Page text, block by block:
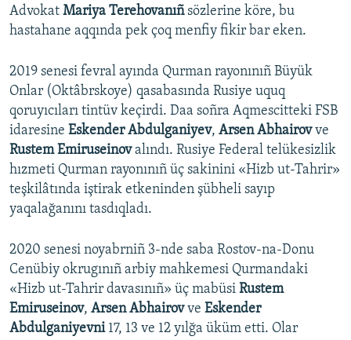
Advokat Mariya Terehovanıñsözlerine köre, bu
hastahane aqqında pek çoq menfiy fikir bar eken.
2019 senesi fevral ayında Qurman rayonınıñ Büyük
Onlar (Oktâbrskoye) qasabasında Rusiye uquq
qoruyıcıları tintüv keçirdi. Daa soñra Aqmescitteki FSB
idaresine Eskender Abdulganiyev, Arsen Abhairovve
Rustem Emiruseinovalındı. Rusiye Federal telükesizlik
hızmeti Qurman rayonınıñ üç sakinini «Hizb ut-Tahrir»
teşkilâtında iştirak etkeninden şübheli sayıp
yaqalağanını tasdıqladı.
2020 senesi noyabrniñ 3-nde saba Rostov-na-Donu
Cenübiy okrugınıñ arbiy mahkemesi Qurmandaki
«Hizb ut-Tahrir davasınıñ» üç mabüsi Rustem
Emiruseinov, Arsen Abhairovve Eskender
Abdulganiyevni 17, 13 ve 12 yılğa üküm etti. Olar